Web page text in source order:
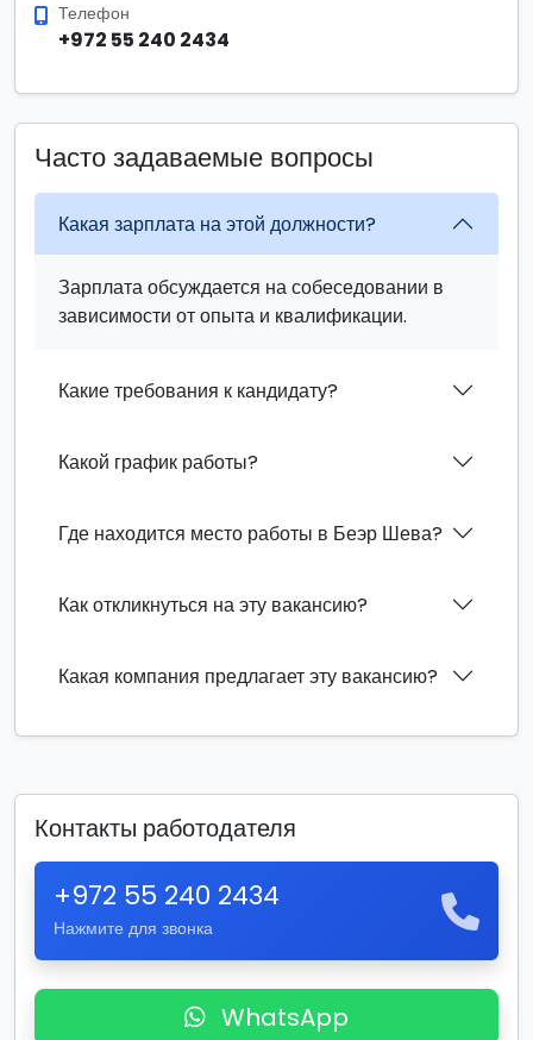
Телефон
+972 55 240 2434
Часто задаваемые вопросы
Какая зарплата на этой должности?
Зарплата обсуждается на собеседовании в
зависимости от опыта и квалификации.
Какие требования к кандидату?
Какой график работы?
Где находится место работы в Беэр Шева?
Как откликнуться на эту вакансию?
Какая компания предлагает эту вакансию?
Контакты работодателя
+972 55 240 2434
Нажмите для звонка
WhatsApp